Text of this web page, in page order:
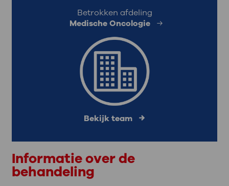
Betrokken afdeling
Medische Oncologie
Bekijk team
Informatie over de
behandeling